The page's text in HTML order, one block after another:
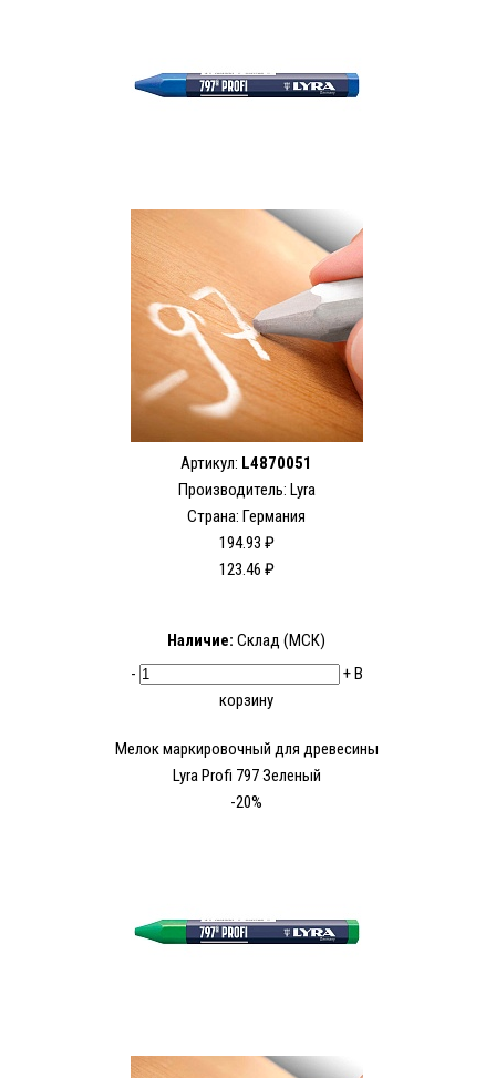
Артикул: L4870051
Производитель: Lyra
Страна: Германия
194.93 ₽
123.46 ₽
Наличие: Склад (МСК)
-
+В
корзину
Мелок маркировочный для древесины
Lyra Profi 797 Зеленый
-20%